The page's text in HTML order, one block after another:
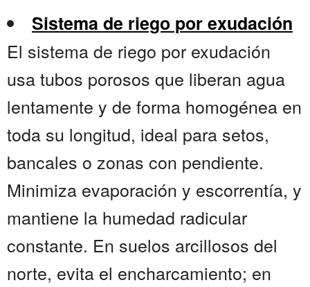
Sistema de riego por exudación
El sistema de riego por exudación
usa tubos porosos que liberan agua
lentamente y de forma homogénea en
toda su longitud, ideal para setos,
bancales o zonas con pendiente.
Minimiza evaporación y escorrentía, y
mantiene la humedad radicular
constante. En suelos arcillosos del
norte, evita el encharcamiento; en